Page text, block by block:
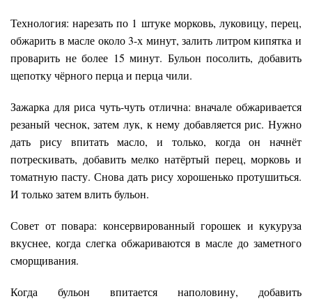
Технология: нарезать по 1 штуке морковь, луковицу, перец,
обжарить в масле около 3-х минут, залить литром кипятка и
проварить не более 15 минут. Бульон посолить, добавить
щепотку чёрного перца и перца чили.
Зажарка для риса чуть-чуть отлична: вначале обжаривается
резаный чеснок, затем лук, к нему добавляется рис. Нужно
дать рису впитать масло, и только, когда он начнёт
потрескивать, добавить мелко натёртый перец, морковь и
томатную пасту. Снова дать рису хорошенько протушиться.
И только затем влить бульон.
Совет от повара: консервированный горошек и кукуруза
вкуснее, когда слегка обжариваются в масле до заметного
сморщивания.
Когда бульон впитается наполовину, добавить